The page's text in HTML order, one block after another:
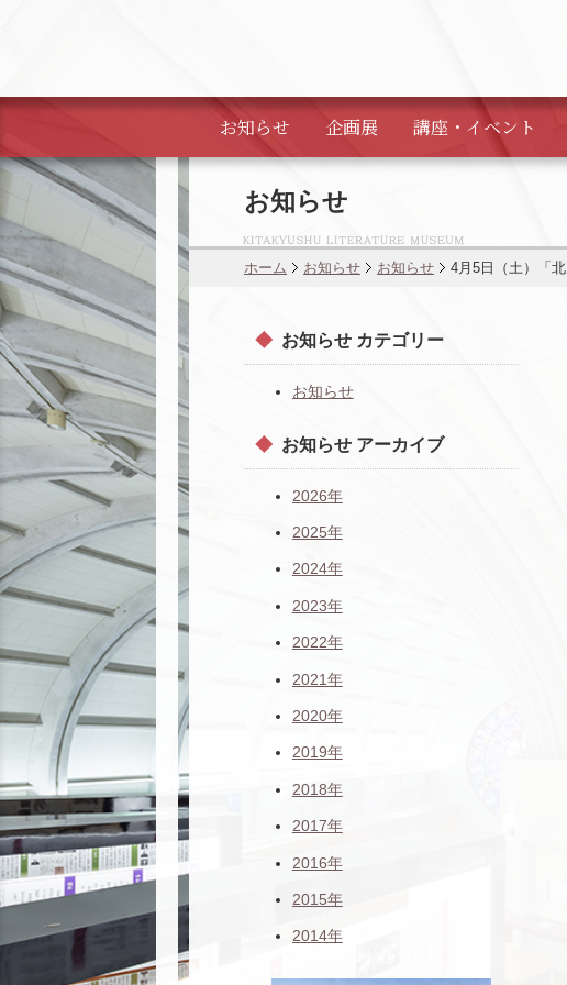
お知らせ 企画展 講座・ イベント
お知らせ
ホーム お知らせ お知らせ 4月5日（土）「
お知らせ カテゴリー
お知らせ
お知らせ アーカイブ
2026年
2025年
2024年
2023年
2022年
2021年
2020年
2019年
2018年
2017年
2016年
2015年
2014年